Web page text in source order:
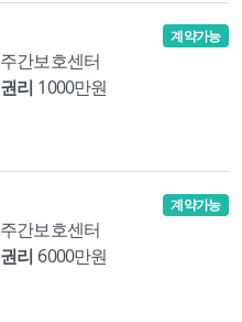
주간보호센터
권리 1000만원
계약가능
주간보호센터
권리 6000만원
계약가능